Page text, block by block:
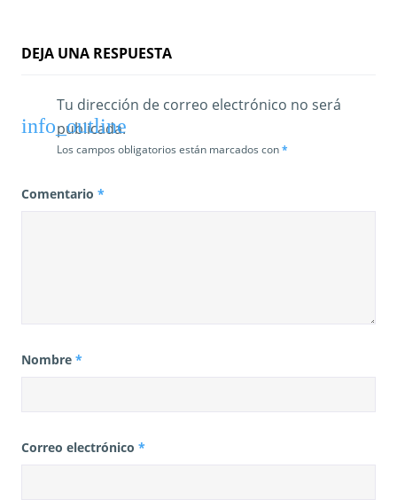
DEJA UNA RESPUESTA
Tu dirección de correo electrónico no será
publicada.
Los campos obligatorios están marcados con*
Comentario *
Nombre *
Correo electrónico *